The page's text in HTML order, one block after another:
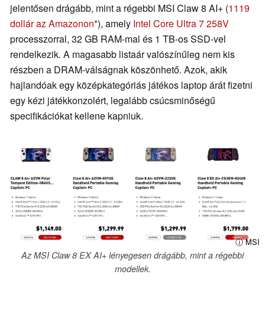
jelentősen drágább, mint a régebbi MSI Claw 8 AI+ (1119
dollár az Amazonon ), amely Intel Core Ultra 7 258V
processzorral, 32 GB RAM-mal és 1 TB-os SSD-vel
rendelkezik. A magasabb listaár valószínűleg nem kis
részben a DRAM-válságnak köszönhető. Azok, akik
hajlandóak egy középkategóriás játékos laptop árát fizetni
egy kézi játékkonzolért, legalább csúcsminőségű
specifikációkat kellene kapniuk.
ⓘ MSI
Az MSI Claw 8 EX AI+ lényegesen drágább, mint a régebbi
modellek.